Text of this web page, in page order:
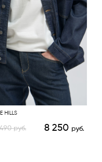
HILLS
490руб. 8 250 руб.